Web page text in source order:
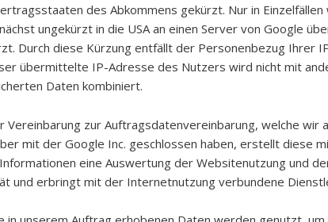
des Abkommens gekürzt. Nur in Einzelfällen
ungekürzt in die USA an einen Server von Google
Durch diese Kürzung entfällt der Personenbezug Ihrer
übermittelte IP-Adresse des Nutzers wird nicht mit
Daten kombiniert.
Vereinbarung zur Auftragsdatenvereinbarung, welche wir
mit der Google Inc. geschlossen haben, erstellt diese
eine Auswertung der Websitenutzung und
und erbringt mit der Internetnutzung verbundene